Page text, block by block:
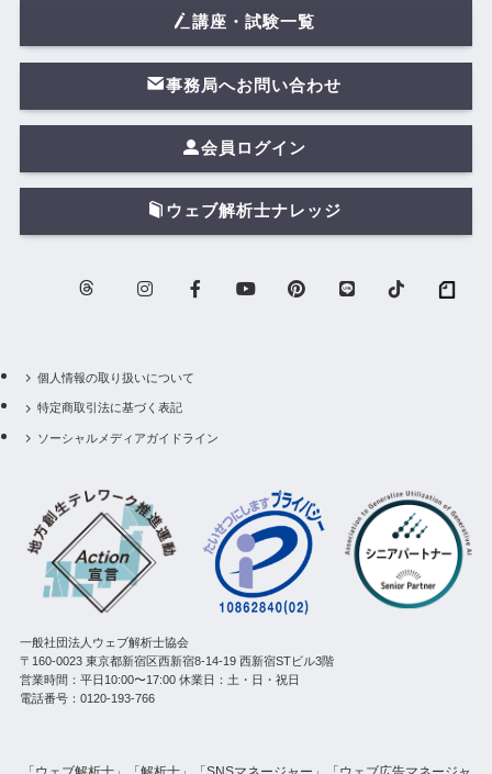
講座・試験一覧
事務局へお問い合わせ
会員ログイン
ウェブ解析士ナレッジ
個人情報の取り扱いについて
特定商取引法に基づく表記
ソーシャルメディアガイドライン
一般社団法人ウェブ解析士協会
〒160-0023 東京都新宿区西新宿8-14-19 西新宿STビル3階
営業時間：平日10:00〜17:00 休業日：土・日・祝日
電話番号：0120-193-766